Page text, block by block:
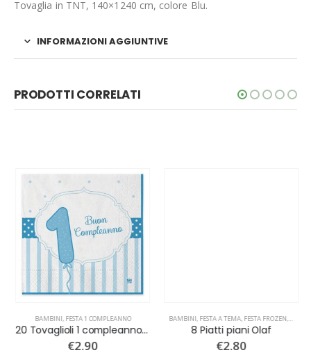
Tovaglia in TNT, 140×1240 cm, colore Blu.
INFORMAZIONI AGGIUNTIVE
PRODOTTI CORRELATI
FESTA PRINCIPESSE DISNEY,FESTA TRILLI CAMPANELLINO ,FESTA VIOLETTA,PARTY PEPPA PIG,PARTY
PARTY PEPPA PIG,FESTA FATTORIA,FESTA SUPER MARIO BROS,FESTA PLANES ,BAMBINI,FESTA
BAMBINI, FESTA 1 COMPLEANNO
20 Tovaglioli 1 compleanno Celeste
€2.90
BAMBINI, FESTA A TEMA, FESTA FROZEN,
8 Piatti piani Olaf
€2.80